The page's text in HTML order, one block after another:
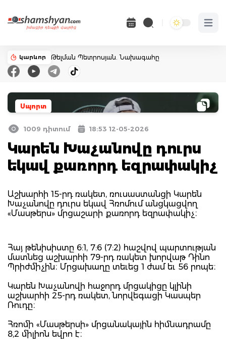
Open
կարևոր Թելման Պետրոսյան. Նախագահը
Սպորտ
1009 դիտում 18:53 12-05-2026
Կարեն Խաչանովը դուրս
եկավ քառորդ եզրափակիչ
Աշխարհի 15-րդ ռակետ, ռուսաստանցի Կարեն
Խաչանովը դուրս եկավ Հռոմում անցկացվող
«Մասթերս» մրցաշարի քառորդ եզրափակիչ։
Հայ թենիսիստը 6:1, 7:6 (7:2) հաշվով պարտության
մատնեց աշխարհի 79-րդ ռակետ խորվաթ Դինո
Պրիժմիչին։ Մրցախաղը տեւեց 1 ժամ եւ 56 րոպե։
Կարեն Խաչանովի հաջորդ մրցակիցը կլինի
աշխարհի 25-րդ ռակետ, նորվեգացի Կասպեր
Ռուդը։
Հռոմի «Մասթերսի» մրցանակային հիմնադրամը
8,2 միլիոն եվրո է։